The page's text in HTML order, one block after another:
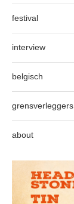
festival
interview
belgisch
grensverleggers
about